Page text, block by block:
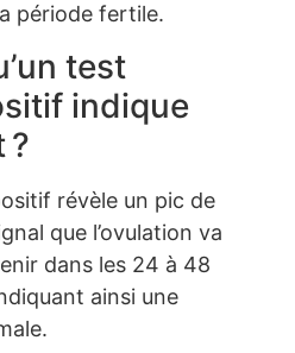
période fertile.
test
indique
?
révèle un pic de
que l’ovulation va
dans les 24 à 48
ainsi une